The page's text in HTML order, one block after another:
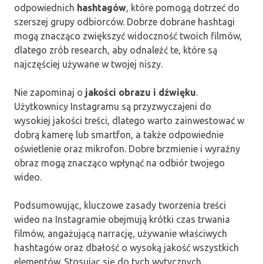
odpowiednich hashtagów, które pomogą dotrzeć do
szerszej grupy odbiorców. Dobrze dobrane hashtagi
mogą znacząco zwiększyć widoczność twoich filmów,
dlatego zrób research, aby odnaleźć te, które są
najczęściej używane w twojej niszy.
Nie zapominaj o jakości obrazu i dźwięku.
Użytkownicy Instagramu są przyzwyczajeni do
wysokiej jakości treści, dlatego warto zainwestować w
dobrą kamerę lub smartfon, a także odpowiednie
oświetlenie oraz mikrofon. Dobre brzmienie i wyraźny
obraz mogą znacząco wpłynąć na odbiór twojego
wideo.
Podsumowując, kluczowe zasady tworzenia treści
wideo na Instagramie obejmują krótki czas trwania
filmów, angażującą narrację, używanie właściwych
hashtagów oraz dbałość o wysoką jakość wszystkich
elementów. Stosując się do tych wytycznych,